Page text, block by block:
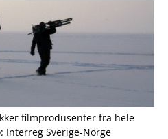
filmprodusenter fra hele
Interreg Sverige-Norge